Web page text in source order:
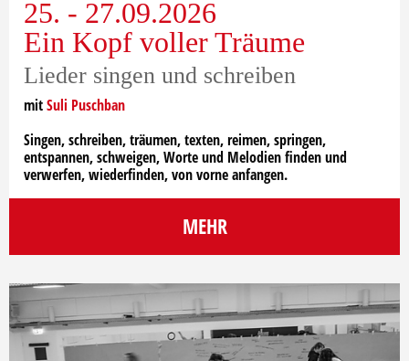
25. - 27.09.2026
Ein Kopf voller Träume
Lieder singen und schreiben
mitSuli Puschban
Singen, schreiben, träumen, texten, reimen, springen,
entspannen, schweigen, Worte und Melodien finden und
verwerfen, wiederfinden, von vorne anfangen.
MEHR